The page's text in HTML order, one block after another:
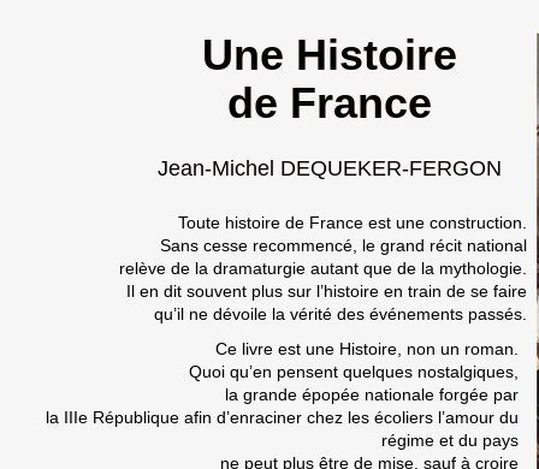
Une Histoire
de France
Jean-Michel DEQUEKER-FERGON
Toute histoire de France est une construction.
Sans cesse recommencé, le grand récit national
relève de la dramaturgie autant que de la mythologie.
Il en dit souvent plus sur l’histoire en train de se faire
qu’il ne dévoile la vérité des événements passés.
Ce livre est une Histoire, non un roman.
Quoi qu’en pensent quelques nostalgiques,
la grande épopée nationale forgée par
la IIIe République afin d’enraciner chez les écoliers l’amour du
régime et du pays
ne peut plus être de mise, sauf à croire